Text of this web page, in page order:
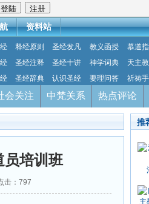
资料站
释经原则 圣经发凡 教义函授 慕道
圣经注释 圣经十讲 神学词典 天主
圣经辞典 认识圣经 要理问答 祈祷
会关注 中梵关系 热点评论
员培训班
击： 797
推